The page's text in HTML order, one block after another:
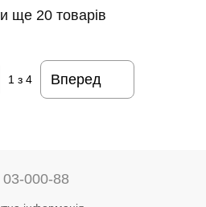
ще 20 товарів
1з 4 Вперед
000-88